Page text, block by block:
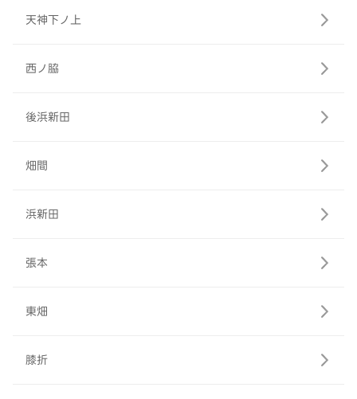
天神下ノ上
西ノ脇
後浜新田
畑間
浜新田
張本
東畑
膝折